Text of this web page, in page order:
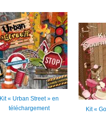
Kit « Urban Street » en
téléchargement
Kit «